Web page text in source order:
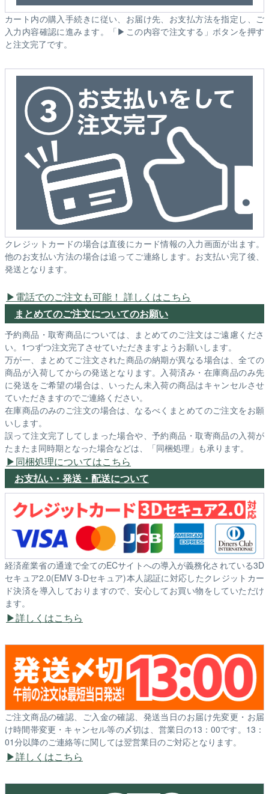
カート内の購入手続きに従い、お届け先、お支払方法を指定し、ご
入力内容確認に進みます。「▶この内容で注文する」ボタンを押す
と注文完了です。
クレジットカードの場合は直後にカード情報の入力画面が出ます。
他のお支払い方法の場合は追ってご連絡します。お支払い完了後、
発送となります。
電話でのご注文も可能！ 詳しくはこちら
まとめてのご注文についてのお願い
予約商品・取寄商品については、まとめてのご注文はご遠慮くださ
い。1つずつ注文完了させていただきますようお願いします。
万が一、まとめてご注文された商品の納期が異なる場合は、全ての
商品が入荷してからの発送となります。入荷済み・在庫商品のみ先
に発送をご希望の場合は、いったん未入荷の商品はキャンセルさせ
ていただきますのでご連絡ください。
在庫商品のみのご注文の場合は、なるべくまとめてのご注文をお願
いします。
誤って注文完了してしまった場合や、予約商品・取寄商品の入荷が
たまたま同時期となった場合などは、「同梱処理」も承ります。
同梱処理についてはこちら
お支払い・発送・配送について
経済産業省の通達で全てのECサイトへの導入が義務化されている3D
セキュア2.0(EMV 3-Dセキュア)本人認証に対応したクレジットカー
ド決済を導入しておりますので、安心してお買い物をしていただけ
ます。
詳しくはこちら
ご注文商品の確認、ご入金の確認、発送当日のお届け先変更・お届
け時間帯変更・キャンセル等の〆切は、営業日の13：00です。13：
01分以降のご連絡等に関しては翌営業日のご対応となります。
詳しくはこちら